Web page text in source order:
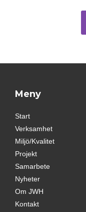
Meny
Start
Verksamhet
Miljö/Kvalitet
Projekt
Samarbete
Nyheter
Om JWH
Kontakt